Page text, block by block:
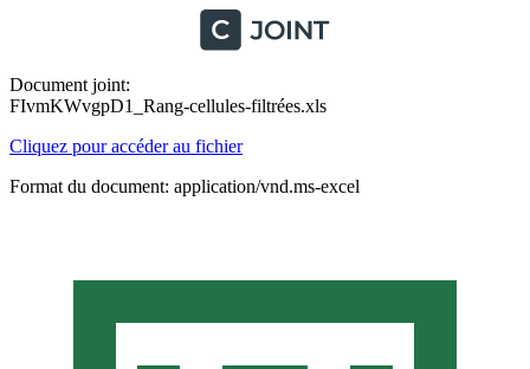
Document joint:
FIvmKWvgpD1_Rang-cellules-filtrées.xls
Cliquez pour accéder au fichier
Format du document: application/vnd.ms-excel